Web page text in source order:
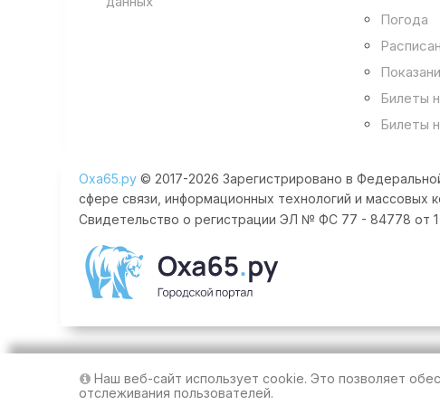
Погода
Билеты
Билеты
Оха65.ру © 2017-2026 Зарегистрировано в
сфере связи, информационных технологий и массовых
Свидетельство о регистрации ЭЛ № ФС 77 - 84778 от 1
Наш веб-сайт использует cookie. Это позволяет
отслеживания пользователей.